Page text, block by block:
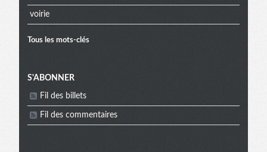
voirie
Tous les mots-clés
Menu
extra
S'ABONNER
Fil des billets
Fil des commentaires